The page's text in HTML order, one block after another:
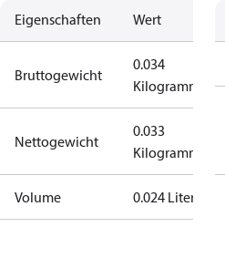
Eigenschaften Wert
Bruttogewicht
0.034
Kilogramm
Nettogewicht
0.033
Kilogramm
Volume 0.024 Liter